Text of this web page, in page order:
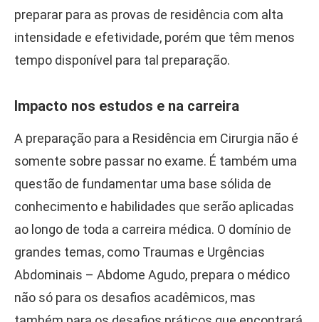
preparar para as provas de residência com alta
intensidade e efetividade, porém que têm menos
tempo disponível para tal preparação.
Impacto nos estudos e na carreira
A preparação para a Residência em Cirurgia não é
somente sobre passar no exame. É também uma
questão de fundamentar uma base sólida de
conhecimento e habilidades que serão aplicadas
ao longo de toda a carreira médica. O domínio de
grandes temas, como Traumas e Urgências
Abdominais – Abdome Agudo, prepara o médico
não só para os desafios acadêmicos, mas